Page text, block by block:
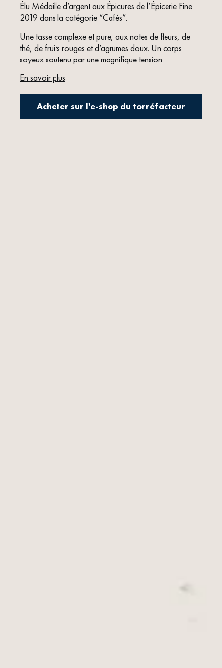
Élu Médaille d’argent aux Épicures de l’Épicerie Fine
2019 dans la catégorie “Cafés”.
Une tasse complexe et pure, aux notes de ﬂeurs, de
thé, de fruits rouges et d’agrumes doux. Un corps
soyeux soutenu par une magniﬁque tension
En savoir plus
Acheter sur l'e-shop du torréfacteur